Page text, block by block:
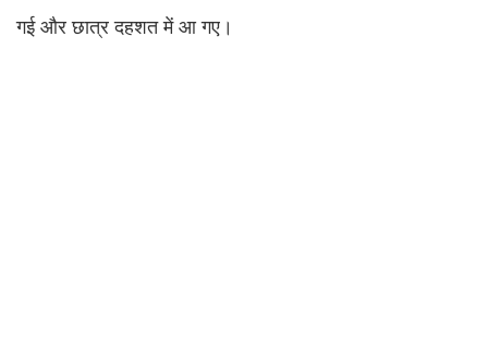
गई और छात्र दहशत में आ गए।